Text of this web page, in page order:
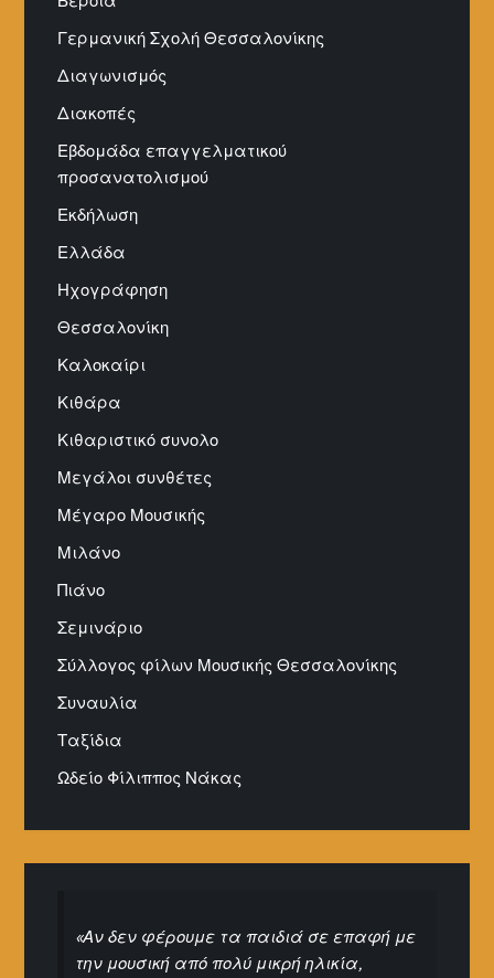
Γερμανική Σχολή Θεσσαλονίκης
Διαγωνισμός
Διακοπές
Εβδομάδα επαγγελματικού
προσανατολισμού
Εκδήλωση
Ελλάδα
Ηχογράφηση
Θεσσαλονίκη
Καλοκαίρι
Κιθάρα
Κιθαριστικό συνολο
Μεγάλοι συνθέτες
Μέγαρο Μουσικής
Μιλάνο
Πιάνο
Σεμινάριο
Σύλλογος φίλων Μουσικής Θεσσαλονίκης
Συναυλία
Ταξίδια
Ωδείο Φίλιππος Νάκας
«Αν δεν φέρουμε τα παιδιά σε επαφή με
την μουσική από πολύ μικρή ηλικία,